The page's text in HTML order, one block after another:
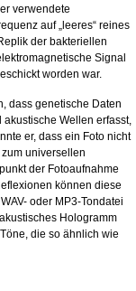
verwendete
auf „leeres“ reines
der bakteriellen
Signal
worden war.
dass genetische Daten
Wellen erfasst,
er, dass ein Foto nicht
universellen
der Fotoaufnahme
können diese
oder MP3-Tondatei
Hologramm
die so ähnlich wie